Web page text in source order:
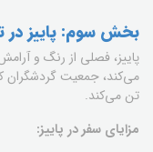
بخش سوم: پاییز در
پاییز، فصلی از رنگ و
می‌کند، جمعیت گردشگران
تن می‌کند.
مزایای سفر در پاییز: